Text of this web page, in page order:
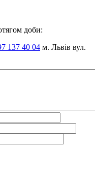
доби:
137 40 04 м. Львів вул.